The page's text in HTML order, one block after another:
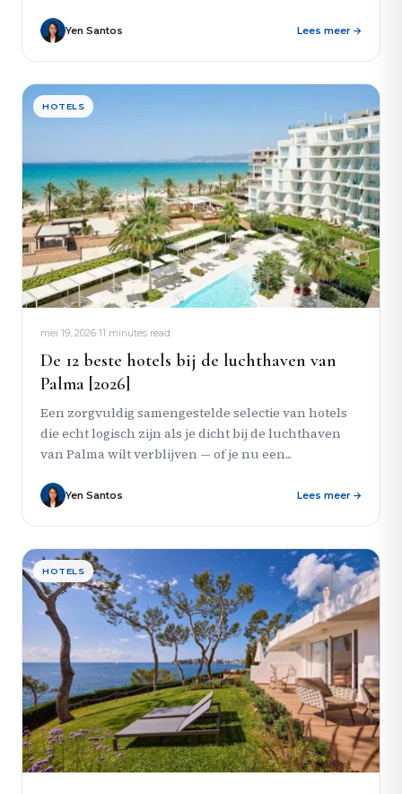
Yen Santos Lees meer →
HOTELS
mei 19, 2026·11 minutes read
De 12 beste hotels bij de luchthaven van
Palma [2026]
Een zorgvuldig samengestelde selectie van hotels
die echt logisch zijn als je dicht bij de luchthaven
van Palma wilt verblijven — of je nu een...
Yen Santos Lees meer →
HOTELS